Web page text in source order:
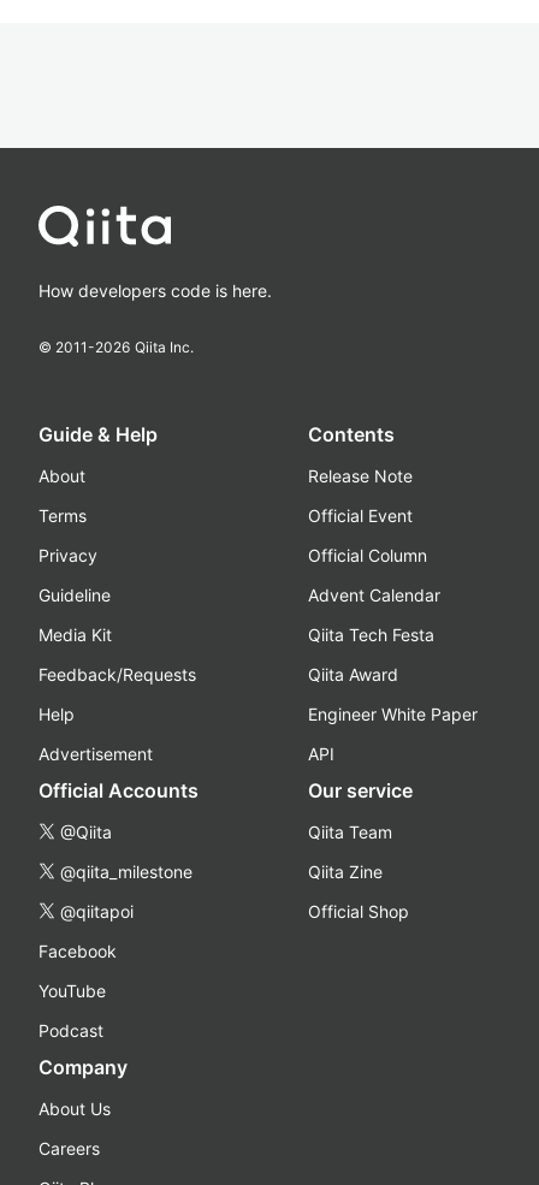
How developers code is here.
© 2011-2026 Qiita Inc.
Guide & Help
About
Terms
Privacy
Guideline
Media Kit
Feedback/Requests
Help
Advertisement
Contents
Release Note
Official Event
Official Column
Advent Calendar
Qiita Tech Festa
Qiita Award
Engineer White Paper
API
Official Accounts
@Qiita
@qiita_milestone
@qiitapoi
Facebook
YouTube
Podcast
Our service
Qiita Team
Qiita Zine
Official Shop
Company
About Us
Careers